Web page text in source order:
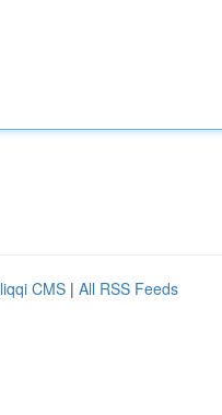
CMS | All RSS Feeds